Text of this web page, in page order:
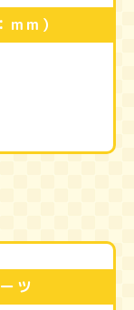
mm）
ツ